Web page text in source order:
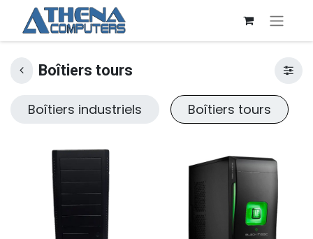
Boîtiers tours
Boîtiers industriels Boîtiers tours